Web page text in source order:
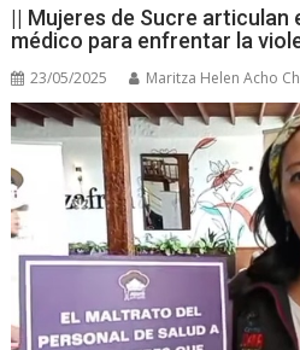
|| Mujeres de Sucre articulan
médico para enfrentar la
23/05/2025 Maritza Helen Acho